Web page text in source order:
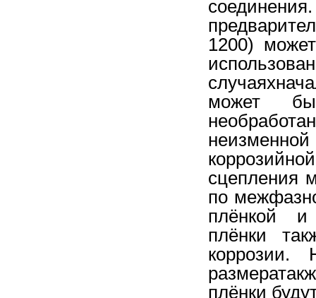
1200)
может
сцепления
по
плёнкой и
плёнки
коррозии.
плёнки